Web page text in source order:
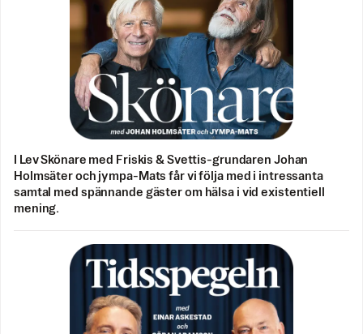
I Lev Skönare med Friskis & Svettis-grundaren Johan
Holmsäter och jympa-Mats får vi följa med i intressanta
samtal med spännande gäster om hälsa i vid existentiell
mening.